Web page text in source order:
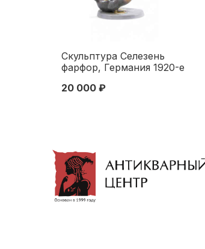
Скульптура Селезень
фарфор, Германия 1920-е
1920-е гг
20 000 ₽